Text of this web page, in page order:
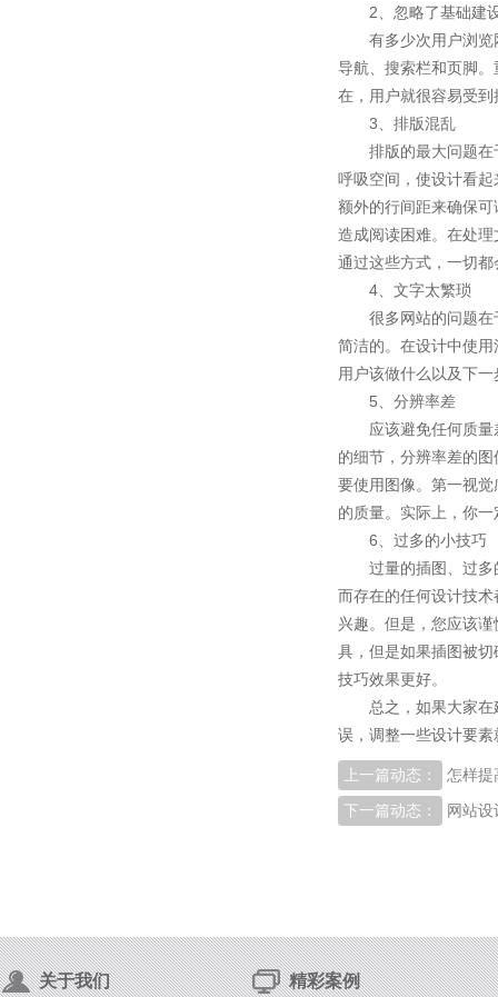
2 、忽略了基础建
有多少次用户浏
导航、搜索栏和页脚
在，用户就很容易受
3 、排版混乱
排版的最大问题
呼吸空间，使设计看
额外的行间距来确保
造成阅读困难。在处
通过这些方式，一切
4 、文字太繁琐
很多网站的问题
简洁的。在设计中使
用户该做什么以及下
5 、分辨率差
应该避免任何质
的细节，分辨率差的
要使用图像。第一视
的质量。实际上，你
6 、过多的小技巧
过量的插图、过
而存在的任何设计技
兴趣。但是，您应该
具，但是如果插图被
技巧效果更好。
总之，如果大家
误，调整一些设计要
上一篇动态：
怎样提
下一篇动态：
网站
关于我们 精彩案例